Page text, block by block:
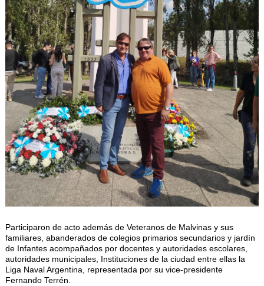
LIBRO DE VISITAS
Participaron de acto además de Veteranos de Malvinas y sus
familiares, abanderados de colegios primarios secundarios y jardín
de Infantes acompañados por docentes y autoridades escolares,
autoridades municipales, Instituciones de la ciudad entre ellas la
Liga Naval Argentina, representada por su vice-presidente
Fernando Terrén.